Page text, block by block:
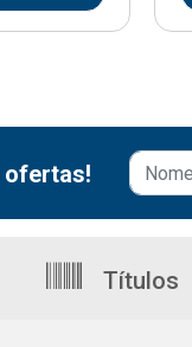
ofertas!
Títulos